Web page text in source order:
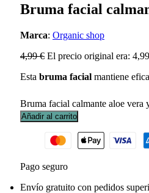
Bruma facial
Marca: Organic shop
4,99€ El precio original era:
Esta bruma facial mantiene
Bruma facial calmante aloe vera
Añadir al carrito
Pago seguro
Envío gratuito con pedidos